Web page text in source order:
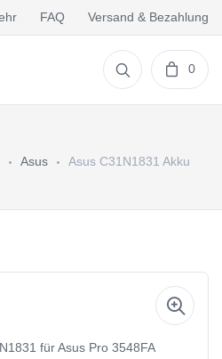
FAQ Versand & Bezahlung
0
Asus Asus C31N1831 Akku